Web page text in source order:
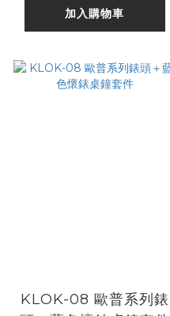
加入購物車
KLOK-08 歐普系列錶